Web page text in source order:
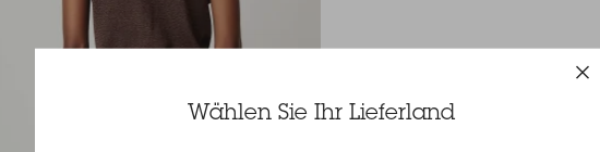
Wählen Sie Ihr Lieferland